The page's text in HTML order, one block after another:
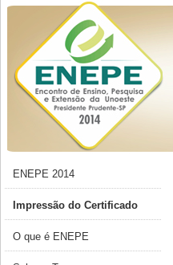
ENEPE 2014
Impressão do Certificado
O que é ENEPE